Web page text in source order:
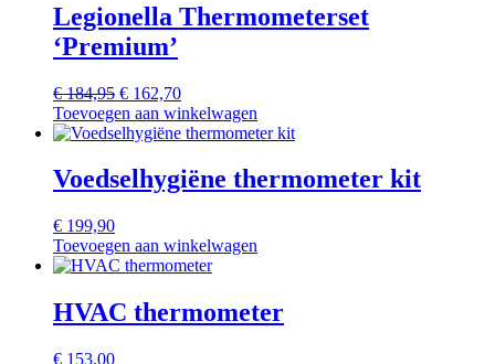
Legionella Thermometerset
‘Premium’
€184,95 Oorspronkelijke
prijs
was:
€ 162,70Huidige
prijs
is:
Toevoegen aan winkelwagen
Voedselhygiëne thermometer kit
€ 199,90
Toevoegen aan winkelwagen
HVAC thermometer
€ 153,00